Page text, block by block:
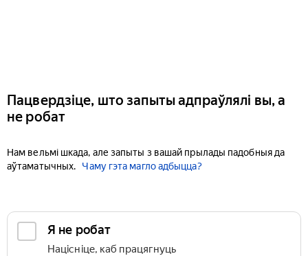
Пацвердзіце, што запыты адпраўлялі вы, а
не робат
Нам вельмі шкада, але запыты з вашай прылады падобныя да
аўтаматычных.
Чаму гэта магло адбыцца?
Я не робат
Націсніце, каб працягнуць